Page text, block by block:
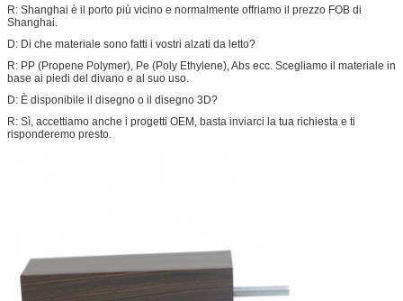
R: Shanghai è il porto più vicino e normalmente offriamo il prezzo FOB di
Shanghai.
D: Di che materiale sono fatti i vostri alzati da letto?
R: PP (Propene Polymer), Pe (Poly Ethylene), Abs ecc. Scegliamo il materiale in
base ai piedi del divano e al suo uso.
D: È disponibile il disegno o il disegno 3D?
R: Sì, accettiamo anche i progetti OEM, basta inviarci la tua richiesta e ti
risponderemo presto.